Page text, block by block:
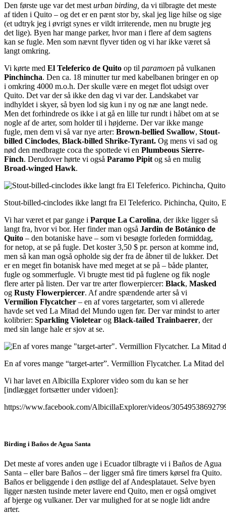
Den første uge var det mest urban birding, da vi tilbragte det meste
af tiden i Quito – og det er en pænt stor by, skal jeg lige hilse og sige
(et udtryk jeg i øvrigt synes er vildt irriterende, men nu brugte jeg
det lige). Byen har mange parker, hvor man i flere af dem sagtens
kan se fugle. Men som nævnt flyver tiden og vi har ikke været så
langt omkring.
Vi kørte med El Teleferico de Quito op til paramoen på vulkanen
Pinchincha. Den ca. 18 minutter tur med kabelbanen bringer en op
i omkring 4000 m.o.h. Der skulle være en meget flot udsigt over
Quito. Det var der så ikke den dag vi var der. Landskabet var
indhyldet i skyer, så byen lod sig kun i ny og næ ane langt nede.
Men det forhindrede os ikke i at gå en lille tur rundt i håbet om at se
nogle af de arter, som holder til i højderne. Der var ikke mange
fugle, men dem vi så var nye arter: Brown-bellied Swallow, Stout-
billed Cinclodes, Black-billed Shrike-Tyrant. Og mens vi sad og
nød den medbragte coca the spottede vi en Plumbeous Sierre-
Finch. Derudover hørte vi også Paramo Pipit og så en mulig
Broad-winged Hawk.
Stout-billed-cinclodes ikke langt fra El Teleferico. Pichincha, Quito,
Vi har været et par gange i Parque La Carolina, der ikke ligger så
langt fra, hvor vi bor. Her finder man også Jardin de Botáníco de
Quito – den botaniske have – som vi besøgte forleden formiddag,
for netop, at se på fugle. Det koster 3,50 $ pr. person at komme ind,
men så kan man også opholde sig der fra de åbner til de lukker. Det
er en meget fin botanisk have med meget at se på – både planter,
fugle og sommerfugle. Vi brugte mest tid på fuglene og fik nogle
flere arter på listen. Der var tre arter flowerpiercer: Black, Masked
og Rusty Flowerpiercer. Af andre spændende arter så vi
Vermilion Flycatcher – en af vores targetarter, som vi allerede
havde set ved La Mitad del Mundo ugen før. Der var mindst to arter
kolibrier: Sparkling Violetear og Black-tailed Trainbaerer, der
med sin lange hale er sjov at se.
En af vores mange “target-arter”. Vermillion Flycatcher. La Mitad
Vi har lavet en Albicilla Explorer video som du kan se her
[indlægget fortsætter under vidoen]:
https://www.facebook.com/AlbicillaExplorer/videos/
Birding i Baños de Agua Santa
Det meste af vores anden uge i Ecuador tilbragte vi i Baños de Agua
Santa – eller bare Baños – der ligger små fire timers kørsel fra Quito.
Baños er beliggende i den østlige del af Andesplatauet. Selve byen
ligger næsten tusinde meter lavere end Quito, men er også omgivet
af bjerge og vulkaner. Der var mulighed for at se nogle lidt andre
arter.